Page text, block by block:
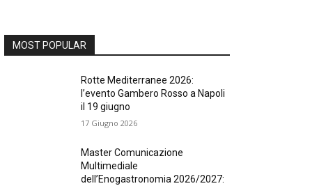
MOST POPULAR
Rotte Mediterranee 2026:
l’evento Gambero Rosso a Napoli
il 19 giugno
17 Giugno 2026
Master Comunicazione
Multimediale
dell’Enogastronomia 2026/2027: